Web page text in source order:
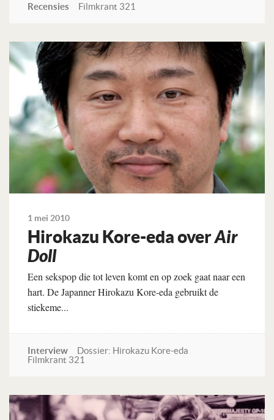
Recensies Filmkrant 321
Lees verder
1 mei 2010
Hirokazu Kore-eda overAir
Doll
Een sekspop die tot leven komt en op zoek gaat naar een
hart. De Japanner Hirokazu Kore-eda gebruikt de
stiekeme...
Interview
Dossier: Hirokazu Kore-eda
Filmkrant 321
Lees verder